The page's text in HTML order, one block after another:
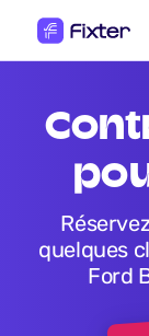
contrôle technique
Réservez votre contrôle technique en
quelques
Ford